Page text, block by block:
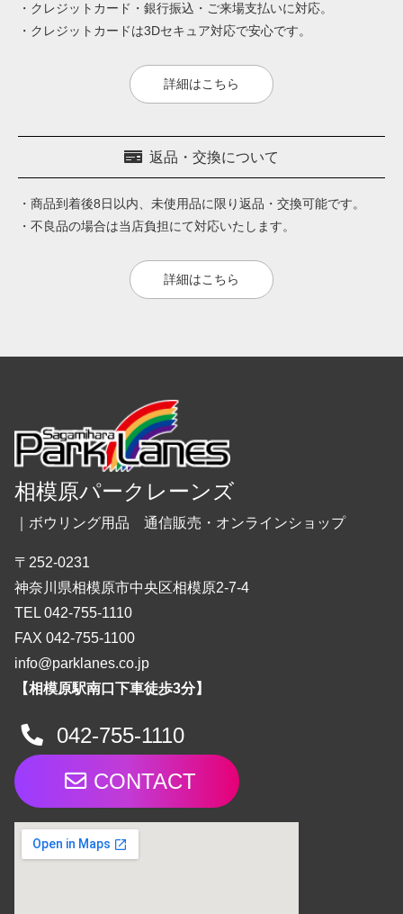
・クレジットカード・銀行振込・ご来場支払いに対応。
・クレジットカードは3Dセキュア対応で安心です。
詳細はこちら
返品・交換について
・商品到着後8日以内、未使用品に限り返品・交換可能です。
・不良品の場合は当店負担にて対応いたします。
詳細はこちら
相模原パークレーンズ
｜ボウリング用品 通信販売・オンラインショップ
〒252-0231
神奈川県相模原市中央区相模原2-7-4
TEL 042-755-1110
FAX 042-755-1100
info@parklanes.co.jp
【相模原駅南口下車徒歩3分】
042-755-1110
CONTACT